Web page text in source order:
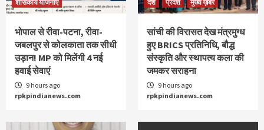
शासकीय योजनाएं
भोपाल से रीवा-पटना, रीवा-
जबलपुर से कोलकाता तक सीधी
उड़ान! MP को मिलेंगी 4 नई
हवाई सेवाएं
9 hours ago
rpkpindianews.com
देश प्रदेश मुख्य ख़बर
सांची की विरासत देख मंत्रमुग्ध
हुए BRICS प्रतिनिधि, बौद्ध
संस्कृति और स्थापत्य कला की
जमकर सराहना
9 hours ago
rpkpindianews.com